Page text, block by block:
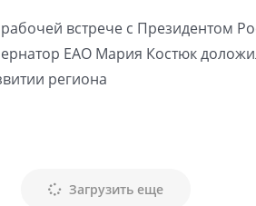
встрече с Президентом
ЕАО Мария Костюк
региона
Загрузить еще